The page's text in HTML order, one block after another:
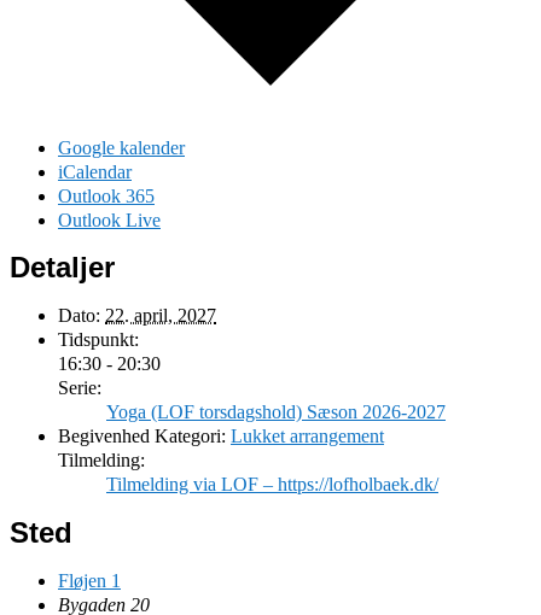
Google kalender
iCalendar
Outlook 365
Outlook Live
Detaljer
Dato: 22. april, 2027
Tidspunkt:
16:30 - 20:30
Serie:
Yoga (LOF torsdagshold) Sæson 2026-2027
Begivenhed Kategori: Lukket arrangement
Tilmelding:
Tilmelding via LOF – https://lofholbaek.dk/
Sted
Fløjen 1
Bygaden 20